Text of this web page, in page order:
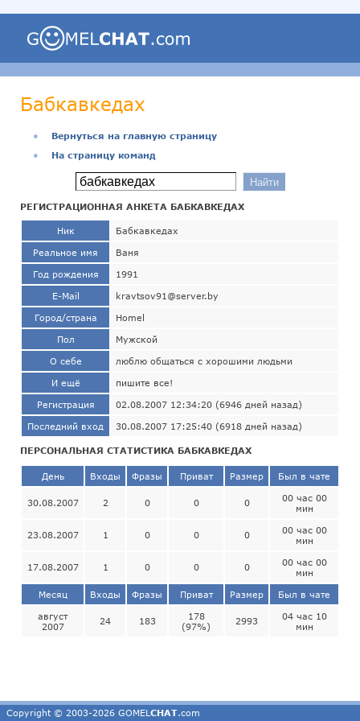
Бабкавкедах
●
Вернуться на главную страницу
●
На страницу команд
РЕГИСТРАЦИОННАЯ АНКЕТА БАБКАВКЕДАХ
Ник Бабкавкедах
Реальное имя Ваня
Год рождения 1991
E-Mail kravtsov91@server.by
Город/страна Homel
Пол Мужской
О себе люблю общаться с хорошими людьми
И ещё пишите все!
Регистрация 02.08.2007 12:34:20 (6946 дней назад)
Последний вход 30.08.2007 17:25:40 (6918 дней назад)
ПЕРСОНАЛЬНАЯ СТАТИСТИКА БАБКАВКЕДАХ
День Входы Фразы Приват Размер Был в чате
30.08.2007 2 0 0 0
00 час 00
мин
23.08.2007 1 0 0 0
00 час 00
мин
17.08.2007 1 0 0 0
00 час 00
мин
Месяц Входы Фразы Приват Размер Был в чате
август
2007
24 183
178
(97%)
2993
04 час 10
мин
Copyright © 2003-2026 GOMEL CHAT.com